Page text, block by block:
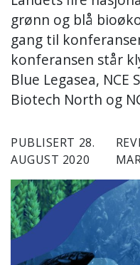
grønn og blå
gang til
konferansen står
Blue Legasea,
Biotech North og
PUBLISERT 28.
AUGUST 2020